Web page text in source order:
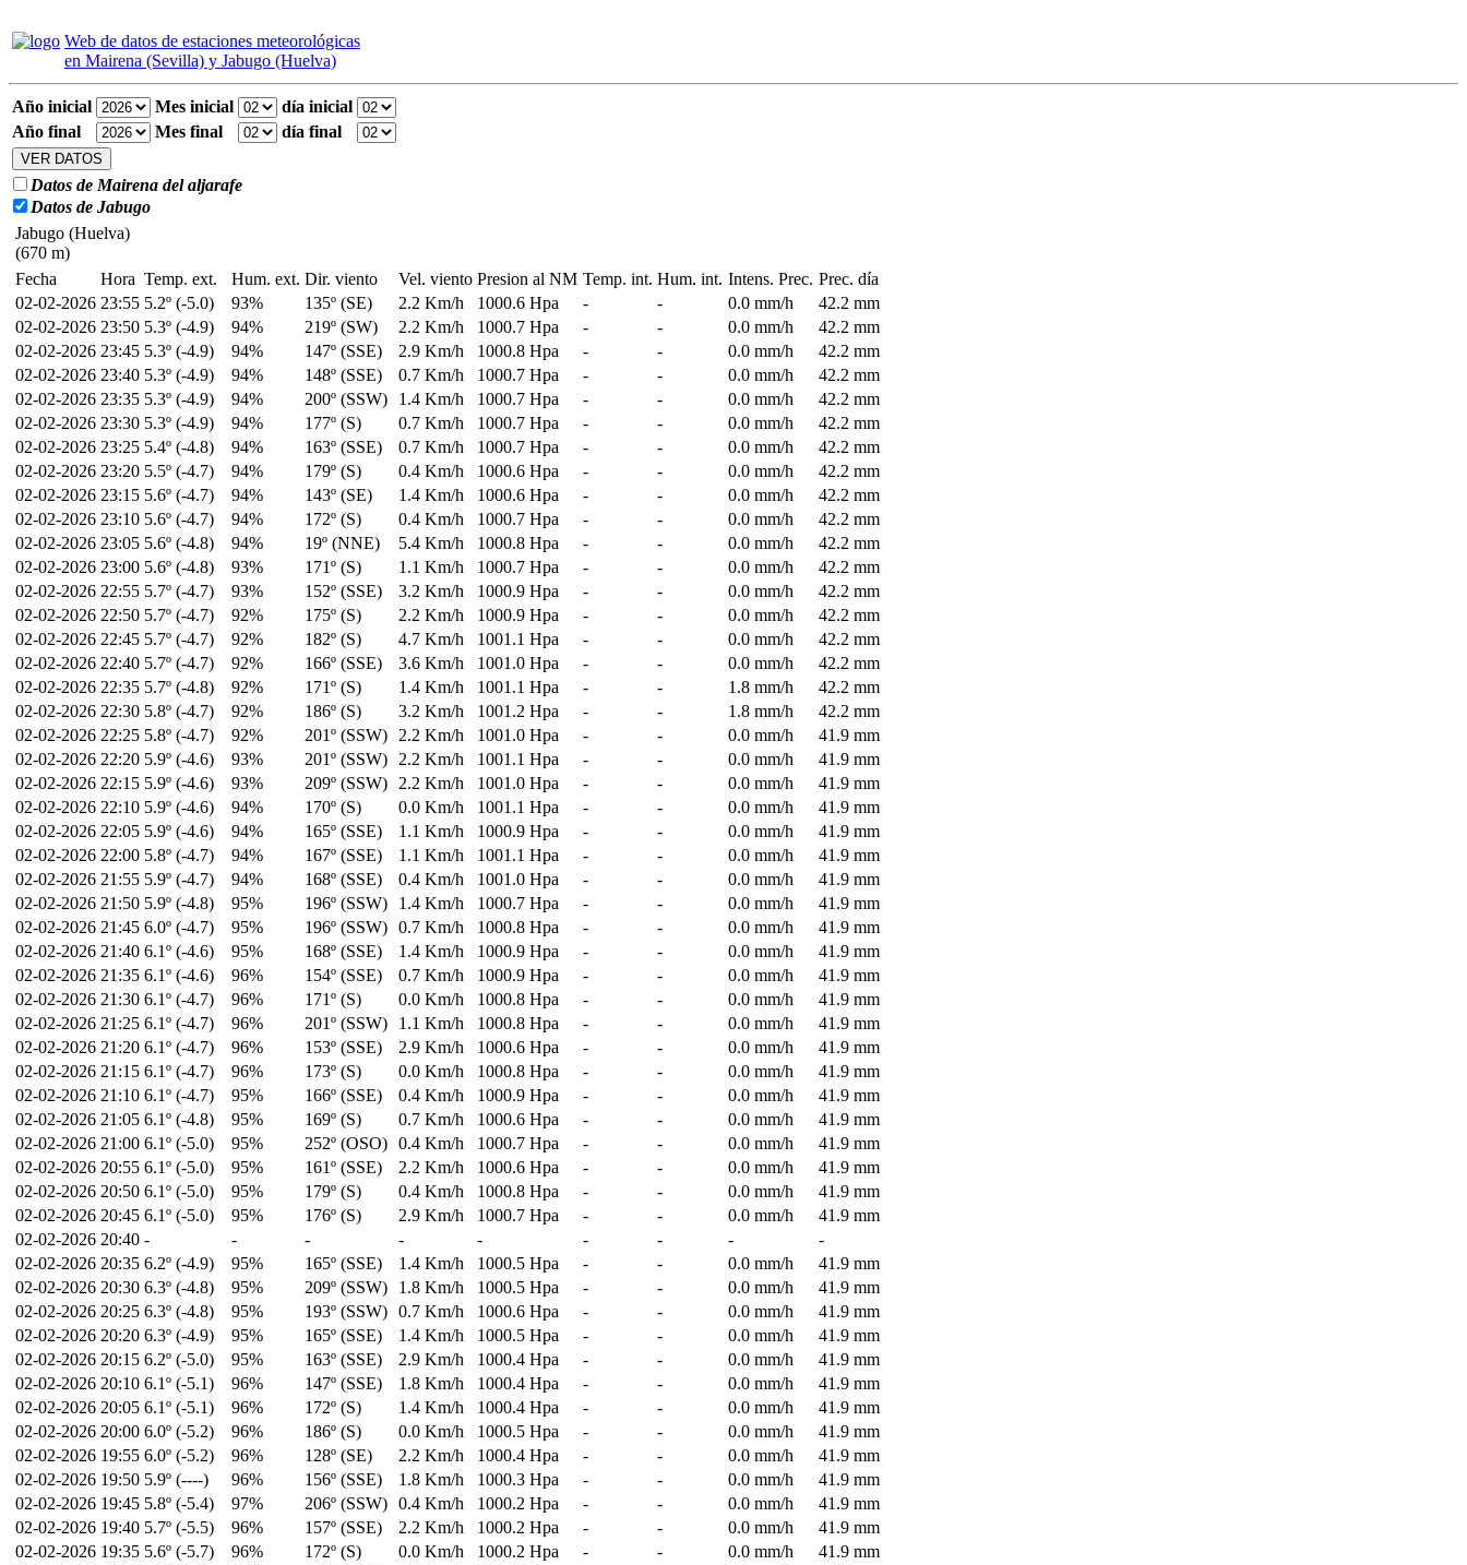
Web de datos de estaciones meteorológicas
en Mairena (Sevilla) y Jabugo (Huelva)
Año inicial Mes inicial
día inicial
Año final
Mes final día final
Datos de Mairena del aljarafe
Datos de Jabugo
Jabugo (Huelva)
(670 m)
Fecha
Hora Temp. ext. Hum. ext. Dir. viento Vel. viento Presion al NM Temp. int. Hum. int. Intens. Prec. Prec. día
02-02-2026 23:55 5.2º (-5.0) 93% 135º (SE) 2.2 Km/h 1000.6 Hpa - - 0.0 mm/h
42.2 mm
02-02-2026 23:50 5.3º (-4.9) 94% 219º (SW) 2.2 Km/h 1000.7 Hpa - - 0.0 mm/h
42.2 mm
02-02-2026 23:45 5.3º (-4.9) 94% 147º (SSE) 2.9 Km/h 1000.8 Hpa - - 0.0 mm/h
42.2 mm
02-02-2026 23:40 5.3º (-4.9) 94% 148º (SSE) 0.7 Km/h 1000.7 Hpa - - 0.0 mm/h
42.2 mm
02-02-2026 23:35 5.3º (-4.9) 94% 200º (SSW) 1.4 Km/h 1000.7 Hpa - - 0.0 mm/h
42.2 mm
02-02-2026 23:30 5.3º (-4.9) 94% 177º (S) 0.7 Km/h 1000.7 Hpa - - 0.0 mm/h
42.2 mm
02-02-2026 23:25 5.4º (-4.8) 94% 163º (SSE) 0.7 Km/h 1000.7 Hpa - - 0.0 mm/h
42.2 mm
02-02-2026 23:20 5.5º (-4.7) 94% 179º (S) 0.4 Km/h 1000.6 Hpa - - 0.0 mm/h
42.2 mm
02-02-2026 23:15 5.6º (-4.7) 94% 143º (SE) 1.4 Km/h 1000.6 Hpa - - 0.0 mm/h
42.2 mm
02-02-2026 23:10 5.6º (-4.7) 94% 172º (S) 0.4 Km/h 1000.7 Hpa - - 0.0 mm/h
42.2 mm
02-02-2026 23:05 5.6º (-4.8) 94% 19º (NNE) 5.4 Km/h 1000.8 Hpa - - 0.0 mm/h
42.2 mm
02-02-2026 23:00 5.6º (-4.8) 93% 171º (S) 1.1 Km/h 1000.7 Hpa - - 0.0 mm/h
42.2 mm
02-02-2026 22:55 5.7º (-4.7) 93% 152º (SSE) 3.2 Km/h 1000.9 Hpa - - 0.0 mm/h
42.2 mm
02-02-2026 22:50 5.7º (-4.7) 92% 175º (S) 2.2 Km/h 1000.9 Hpa - - 0.0 mm/h
42.2 mm
02-02-2026 22:45 5.7º (-4.7) 92% 182º (S) 4.7 Km/h 1001.1 Hpa - - 0.0 mm/h
42.2 mm
02-02-2026 22:40 5.7º (-4.7) 92% 166º (SSE) 3.6 Km/h 1001.0 Hpa - - 0.0 mm/h
42.2 mm
02-02-2026 22:35 5.7º (-4.8) 92% 171º (S) 1.4 Km/h 1001.1 Hpa - - 1.8 mm/h
42.2 mm
02-02-2026 22:30 5.8º (-4.7) 92% 186º (S) 3.2 Km/h 1001.2 Hpa - - 1.8 mm/h
42.2 mm
02-02-2026 22:25 5.8º (-4.7) 92% 201º (SSW) 2.2 Km/h 1001.0 Hpa - - 0.0 mm/h
41.9 mm
02-02-2026 22:20 5.9º (-4.6) 93% 201º (SSW) 2.2 Km/h 1001.1 Hpa - - 0.0 mm/h
41.9 mm
02-02-2026 22:15 5.9º (-4.6) 93% 209º (SSW) 2.2 Km/h 1001.0 Hpa - - 0.0 mm/h
41.9 mm
02-02-2026 22:10 5.9º (-4.6) 94% 170º (S) 0.0 Km/h 1001.1 Hpa - - 0.0 mm/h
41.9 mm
02-02-2026 22:05 5.9º (-4.6) 94% 165º (SSE) 1.1 Km/h 1000.9 Hpa - - 0.0 mm/h
41.9 mm
02-02-2026 22:00 5.8º (-4.7) 94% 167º (SSE) 1.1 Km/h 1001.1 Hpa - - 0.0 mm/h
41.9 mm
02-02-2026 21:55 5.9º (-4.7) 94% 168º (SSE) 0.4 Km/h 1001.0 Hpa - - 0.0 mm/h
41.9 mm
02-02-2026 21:50 5.9º (-4.8) 95% 196º (SSW) 1.4 Km/h 1000.7 Hpa - - 0.0 mm/h
41.9 mm
02-02-2026 21:45 6.0º (-4.7) 95% 196º (SSW) 0.7 Km/h 1000.8 Hpa - - 0.0 mm/h
41.9 mm
02-02-2026 21:40 6.1º (-4.6) 95% 168º (SSE) 1.4 Km/h 1000.9 Hpa - - 0.0 mm/h
41.9 mm
02-02-2026 21:35 6.1º (-4.6) 96% 154º (SSE) 0.7 Km/h 1000.9 Hpa - - 0.0 mm/h
41.9 mm
02-02-2026 21:30 6.1º (-4.7) 96% 171º (S) 0.0 Km/h 1000.8 Hpa - - 0.0 mm/h
41.9 mm
02-02-2026 21:25 6.1º (-4.7) 96% 201º (SSW) 1.1 Km/h 1000.8 Hpa - - 0.0 mm/h
41.9 mm
02-02-2026 21:20 6.1º (-4.7) 96% 153º (SSE) 2.9 Km/h 1000.6 Hpa - - 0.0 mm/h
41.9 mm
02-02-2026 21:15 6.1º (-4.7) 96% 173º (S) 0.0 Km/h 1000.8 Hpa - - 0.0 mm/h
41.9 mm
02-02-2026 21:10 6.1º (-4.7) 95% 166º (SSE) 0.4 Km/h 1000.9 Hpa - - 0.0 mm/h
41.9 mm
02-02-2026 21:05 6.1º (-4.8) 95% 169º (S) 0.7 Km/h 1000.6 Hpa - - 0.0 mm/h
41.9 mm
02-02-2026 21:00 6.1º (-5.0) 95% 252º (OSO) 0.4 Km/h 1000.7 Hpa - - 0.0 mm/h
41.9 mm
02-02-2026 20:55 6.1º (-5.0) 95% 161º (SSE) 2.2 Km/h 1000.6 Hpa - - 0.0 mm/h
41.9 mm
02-02-2026 20:50 6.1º (-5.0) 95% 179º (S) 0.4 Km/h 1000.8 Hpa - - 0.0 mm/h
41.9 mm
02-02-2026 20:45 6.1º (-5.0) 95% 176º (S) 2.9 Km/h 1000.7 Hpa - - 0.0 mm/h
41.9 mm
02-02-2026 20:40 - - - - - - - -
-
02-02-2026 20:35 6.2º (-4.9) 95% 165º (SSE) 1.4 Km/h 1000.5 Hpa - - 0.0 mm/h
41.9 mm
02-02-2026 20:30 6.3º (-4.8) 95% 209º (SSW) 1.8 Km/h 1000.5 Hpa - - 0.0 mm/h
41.9 mm
02-02-2026 20:25 6.3º (-4.8) 95% 193º (SSW) 0.7 Km/h 1000.6 Hpa - - 0.0 mm/h
41.9 mm
02-02-2026 20:20 6.3º (-4.9) 95% 165º (SSE) 1.4 Km/h 1000.5 Hpa - - 0.0 mm/h
41.9 mm
02-02-2026 20:15 6.2º (-5.0) 95% 163º (SSE) 2.9 Km/h 1000.4 Hpa - - 0.0 mm/h
41.9 mm
02-02-2026 20:10 6.1º (-5.1) 96% 147º (SSE) 1.8 Km/h 1000.4 Hpa - - 0.0 mm/h
41.9 mm
02-02-2026 20:05 6.1º (-5.1) 96% 172º (S) 1.4 Km/h 1000.4 Hpa - - 0.0 mm/h
41.9 mm
02-02-2026 20:00 6.0º (-5.2) 96% 186º (S) 0.0 Km/h 1000.5 Hpa - - 0.0 mm/h
41.9 mm
02-02-2026 19:55 6.0º (-5.2) 96% 128º (SE) 2.2 Km/h 1000.4 Hpa - - 0.0 mm/h
41.9 mm
02-02-2026 19:50 5.9º (----) 96% 156º (SSE) 1.8 Km/h 1000.3 Hpa - - 0.0 mm/h
41.9 mm
02-02-2026 19:45 5.8º (-5.4) 97% 206º (SSW) 0.4 Km/h 1000.2 Hpa - - 0.0 mm/h
41.9 mm
02-02-2026 19:40 5.7º (-5.5) 96% 157º (SSE) 2.2 Km/h 1000.2 Hpa - - 0.0 mm/h
41.9 mm
02-02-2026 19:35 5.6º (-5.7) 96% 172º (S) 0.0 Km/h 1000.2 Hpa - - 0.0 mm/h
41.9 mm